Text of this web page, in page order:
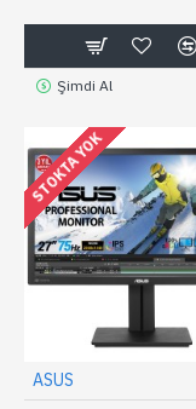
Şimdi Al
STOKTA YOK
ASUS